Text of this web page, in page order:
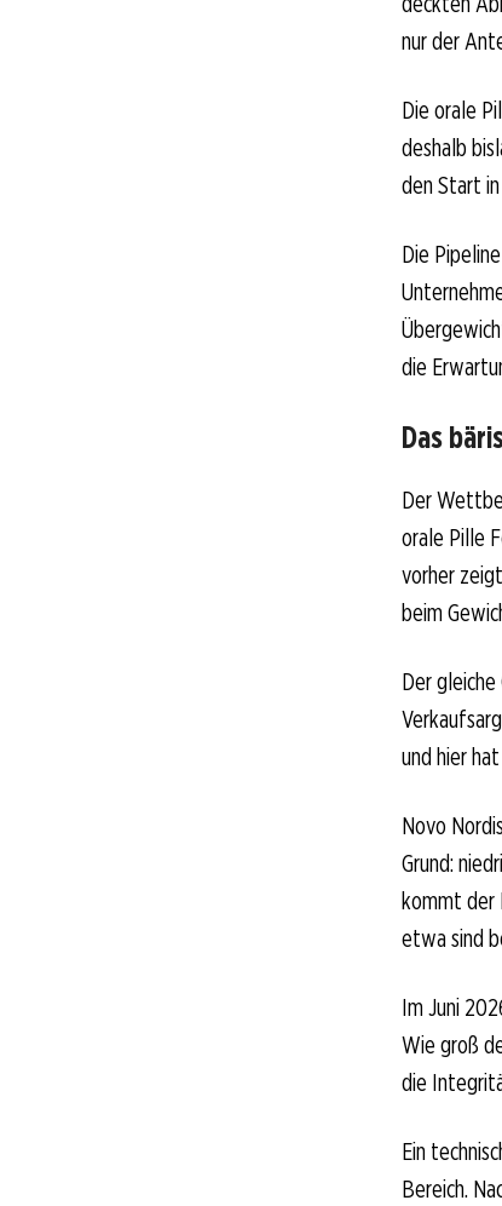
nur der
Die orale
deshalb
den Start
Die
die
Das
Der
orale Pille
vorher
beim
Der
und hier
Novo
Grund:
kommt der
etwa sind
Im Juni
Wie groß
die
Ein
Bereich.